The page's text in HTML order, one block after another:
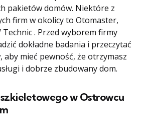
pakietów domów. Niektóre z
firm w okolicy to Otomaster,
. Przed wyborem firmy
dokładne badania i przeczytać
aby mieć pewność, że otrzymasz
i dobrze zbudowany dom.
w Ostrowcu